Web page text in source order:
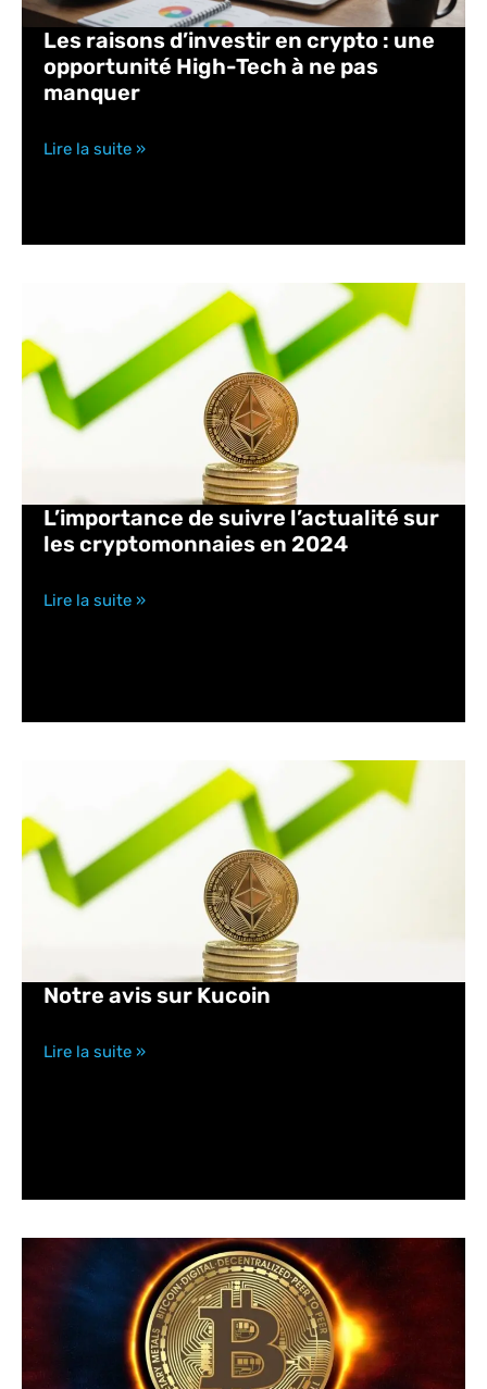
Les raisons d’investir en crypto : une
opportunité High-Tech à ne pas
manquer
Lire la suite »
L’importance de suivre l’actualité sur
les cryptomonnaies en 2024
Lire la suite »
Notre avis sur Kucoin
Lire la suite »